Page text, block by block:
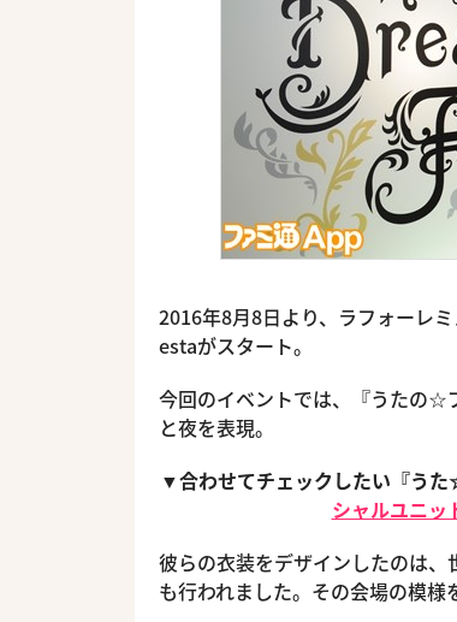
2016年8月8日より、ラフォーレ
estaがスタート。
今回のイベントでは、『うたの☆
と夜を表現。
▼合わせてチェックしたい『う
シャルユニッ
彼らの衣装をデザインしたのは
も行われました。その会場の模様